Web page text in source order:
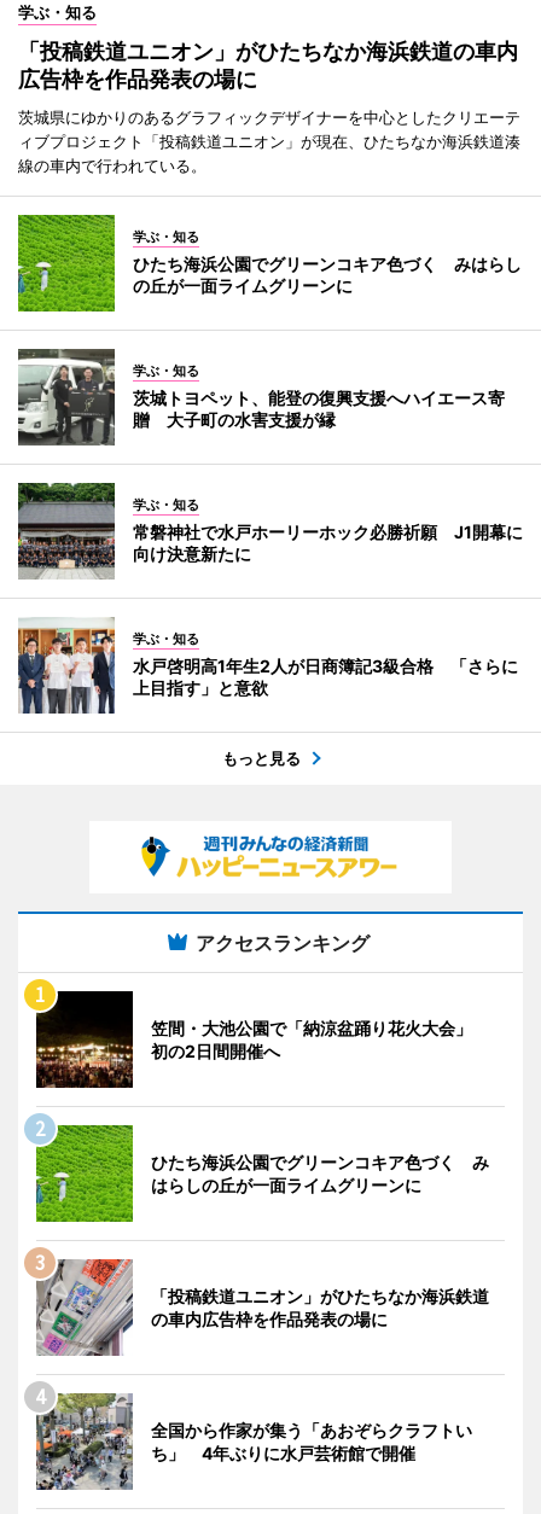
学ぶ・知る
「投稿鉄道ユニオン」がひたちなか海浜鉄道の車内
広告枠を作品発表の場に
茨城県にゆかりのあるグラフィックデザイナーを中心としたクリエーテ
ィブプロジェクト「投稿鉄道ユニオン」が現在、ひたちなか海浜鉄道湊
線の車内で行われている。
学ぶ・知る
ひたち海浜公園でグリーンコキア色づく みはらし
の丘が一面ライムグリーンに
学ぶ・知る
茨城トヨペット、能登の復興支援へハイエース寄
贈 大子町の水害支援が縁
学ぶ・知る
常磐神社で水戸ホーリーホック必勝祈願 J1開幕に
向け決意新たに
学ぶ・知る
水戸啓明高1年生2人が日商簿記3級合格 「さらに
上目指す」と意欲
もっと見る
アクセスランキング
笠間・大池公園で「納涼盆踊り花火大会」
初の2日間開催へ
ひたち海浜公園でグリーンコキア色づく み
はらしの丘が一面ライムグリーンに
「投稿鉄道ユニオン」がひたちなか海浜鉄道
の車内広告枠を作品発表の場に
全国から作家が集う「あおぞらクラフトい
ち」 4年ぶりに水戸芸術館で開催